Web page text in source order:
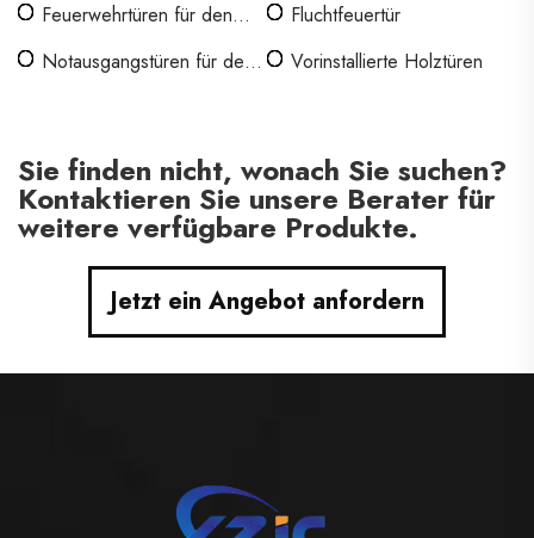
Feuerwehrtüren für den
Fluchtfeuertür
Notausgangstüren für den
Vorinstallierte Holztüren
Sie finden nicht, wonach Sie suchen?
Kontaktieren Sie unsere Berater für
weitere verfügbare Produkte.
Jetzt ein Angebot anfordern